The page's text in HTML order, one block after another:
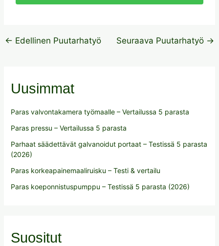
← Edellinen Puutarhatyö Seuraava Puutarhatyö →
Uusimmat
Paras valvontakamera työmaalle – Vertailussa 5 parasta
Paras pressu – Vertailussa 5 parasta
Parhaat säädettävät galvanoidut portaat – Testissä 5 parasta
(2026)
Paras korkeapainemaaliruisku – Testi & vertailu
Paras koeponnistuspumppu – Testissä 5 parasta (2026)
Suositut